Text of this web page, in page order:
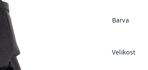
Barva
Velikost